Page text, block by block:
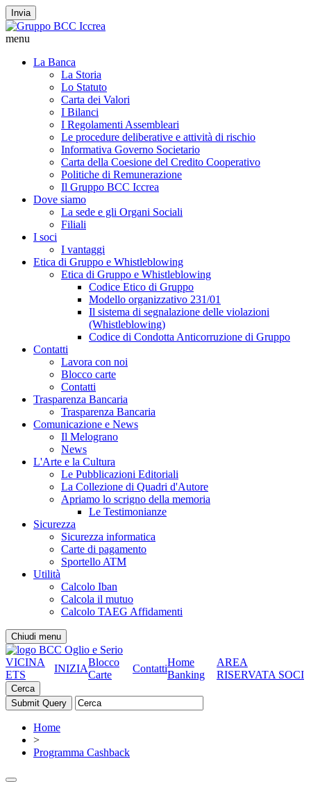
Invia
menu
La Banca
La Storia
Lo Statuto
Carta dei Valori
I Bilanci
I Regolamenti Assembleari
Le procedure deliberative e attività di rischio
Informativa Governo Societario
Carta della Coesione del Credito Cooperativo
Politiche di Remunerazione
Il Gruppo BCC Iccrea
Dove siamo
La sede e gli Organi Sociali
Filiali
I soci
I vantaggi
Etica di Gruppo e Whistleblowing
Etica di Gruppo e Whistleblowing
Codice Etico di Gruppo
Modello organizzativo 231/01
Il sistema di segnalazione delle violazioni
(Whistleblowing)
Codice di Condotta Anticorruzione di Gruppo
Contatti
Lavora con noi
Blocco carte
Contatti
Trasparenza Bancaria
Trasparenza Bancaria
Comunicazione e News
Il Melograno
News
L'Arte e la Cultura
Le Pubblicazioni Editoriali
La Collezione di Quadri d'Autore
Apriamo lo scrigno della memoria
Le Testimonianze
Sicurezza
Sicurezza informatica
Carte di pagamento
Sportello ATM
Utilità
Calcolo Iban
Calcola il mutuo
Calcolo TAEG Affidamenti
Chiudi menu
VICINA
ETS
INIZIA
Blocco
Carte
Contatti
Home
Banking
AREA
RISERVATA SOCI
Cerca
Home
>
Programma Cashback